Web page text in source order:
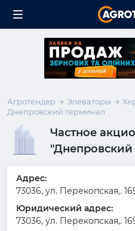
Агротендер Элеваторы
Днепровский терминал
Частное
Адрес:
73036, ул. Перекопская,.
Юридический адрес:
73036, ул. Перекопская,.